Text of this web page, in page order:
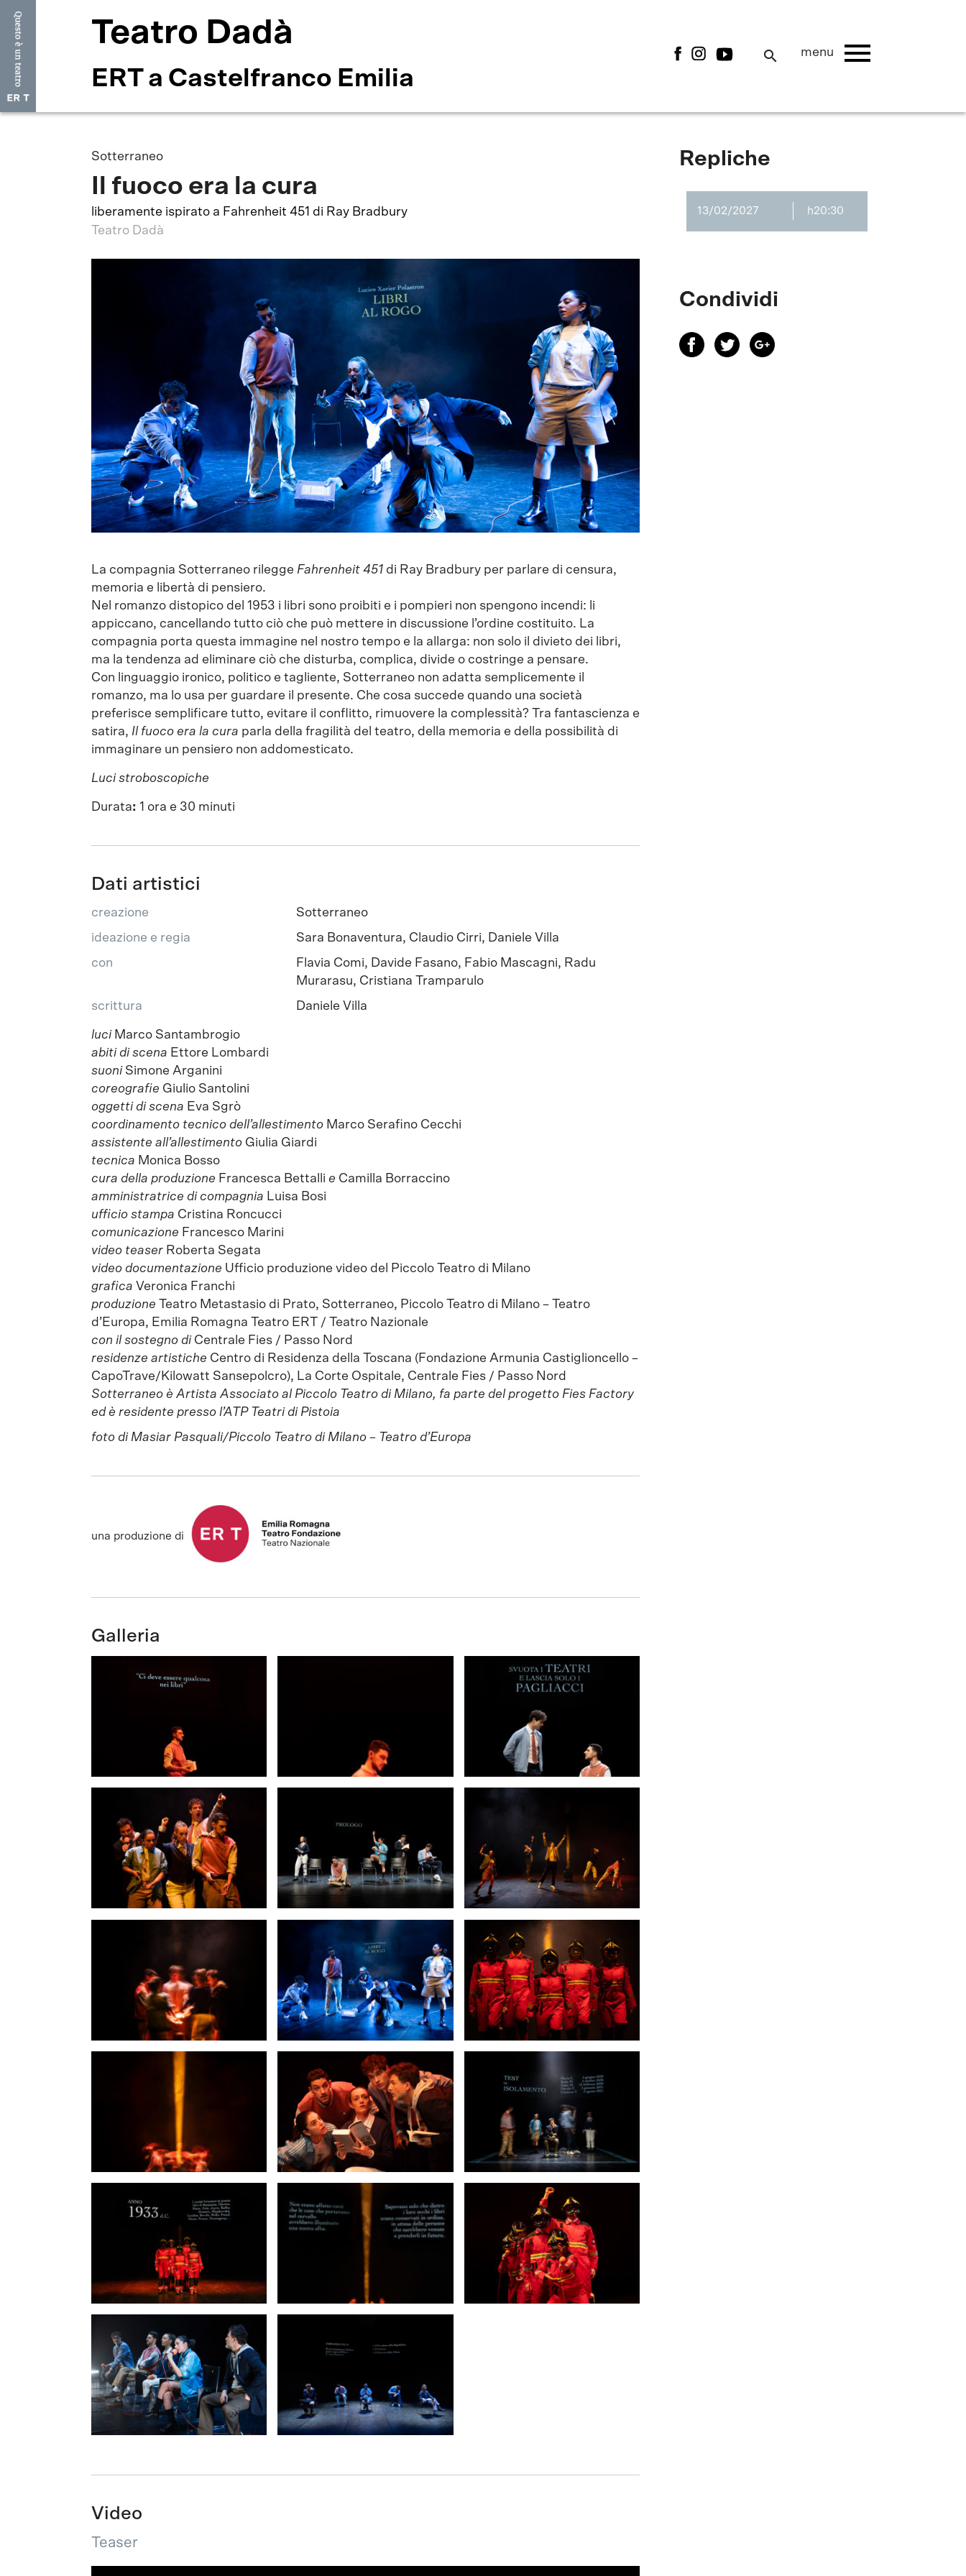
Teatro Dadà
ERT a Castelfranco Emilia
search menu menu
Sotterraneo
Il fuoco era la cura
liberamente ispirato a Fahrenheit 451 di Ray Bradbury
Teatro Dadà
La compagnia Sotterraneo rilegge Fahrenheit 451 di Ray Bradbury per parlare di censura,
memoria e libertà di pensiero.
Nel romanzo distopico del 1953 i libri sono proibiti e i pompieri non spengono incendi: li
appiccano, cancellando tutto ciò che può mettere in discussione l’ordine costituito. La
compagnia porta questa immagine nel nostro tempo e la allarga: non solo il divieto dei libri,
ma la tendenza ad eliminare ciò che disturba, complica, divide o costringe a pensare.
Con linguaggio ironico, politico e tagliente, Sotterraneo non adatta semplicemente il
romanzo, ma lo usa per guardare il presente. Che cosa succede quando una società
preferisce semplificare tutto, evitare il conflitto, rimuovere la complessità? Tra fantascienza e
satira, Il fuoco era la cura parla della fragilità del teatro, della memoria e della possibilità di
immaginare un pensiero non addomesticato.
Luci stroboscopiche
Durata: 1 ora e 30 minuti
Dati artistici
creazione
Sotterraneo
ideazione e regia
Sara Bonaventura, Claudio Cirri, Daniele Villa
con
Flavia Comi, Davide Fasano, Fabio Mascagni, Radu
Murarasu, Cristiana Tramparulo
scrittura
Daniele Villa
luci Marco Santambrogio
abiti di scena Ettore Lombardi
suoni Simone Arganini
coreografie Giulio Santolini
oggetti di scena Eva Sgrò
coordinamento tecnico dell’allestimento Marco Serafino Cecchi
assistente all’allestimento Giulia Giardi
tecnica Monica Bosso
cura della produzione Francesca Bettalli e Camilla Borraccino
amministratrice di compagnia Luisa Bosi
ufficio stampa Cristina Roncucci
comunicazione Francesco Marini
video teaser Roberta Segata
video documentazione Ufficio produzione video del Piccolo Teatro di Milano
grafica Veronica Franchi
produzione
Teatro Metastasio di Prato, Sotterraneo, Piccolo Teatro di Milano – Teatro
d’Europa, Emilia Romagna Teatro ERT / Teatro Nazionale
con il sostegno di Centrale Fies / Passo Nord
residenze artistiche Centro di Residenza della Toscana (Fondazione Armunia Castiglioncello –
CapoTrave/Kilowatt Sansepolcro), La Corte Ospitale, Centrale Fies / Passo Nord
Sotterraneo è Artista Associato al Piccolo Teatro di Milano, fa parte del progetto Fies Factory
ed è residente presso l’ATP Teatri di Pistoia
foto di Masiar Pasquali/Piccolo Teatro di Milano – Teatro d’Europa
una produzione di
Galleria
Video
Teaser
Repliche
13/02/2027 h20:30
Condividi